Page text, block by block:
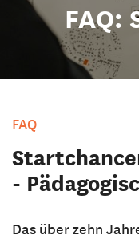
FAQ:
FAQ
-
Das über zehn